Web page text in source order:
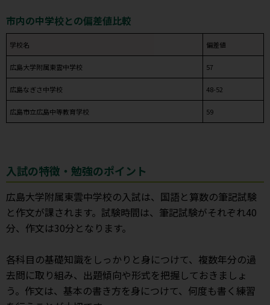
市内の中学校との偏差値比較
学校名 偏差値
広島大学附属東雲中学校 57
広島なぎさ中学校 48-52
広島市立広島中等教育学校 59
入試の特徴・勉強のポイント
広島大学附属東雲中学校の入試は、国語と算数の筆記試験
と作文が課されます。試験時間は、筆記試験がそれぞれ40
分、作文は30分となります。
各科目の基礎知識をしっかりと身につけて、複数年分の過
去問に取り組み、出題傾向や形式を把握しておきましょ
う。作文は、基本の書き方を身につけて、何度も書く練習